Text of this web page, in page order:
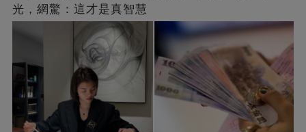
光，網驚：這才是真智慧